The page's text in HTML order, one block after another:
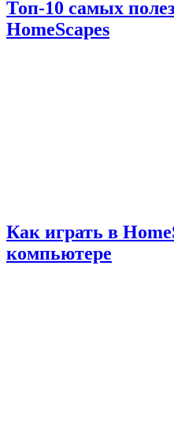
Топ-10 самых
HomeScapes
Как играть в
компьютере